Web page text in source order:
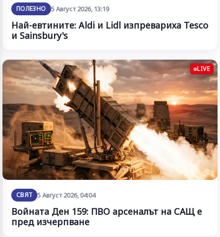
ПОЛЕЗНО 5 Август 2026, 13:19
Най-евтините: Aldi и Lidl изпревариха Tesco
и Sainsbury's
LIVE
СВЯТ 5 Август 2026, 04:04
Войната Ден 159: ПВО арсеналът на САЩ е
пред изчерпване